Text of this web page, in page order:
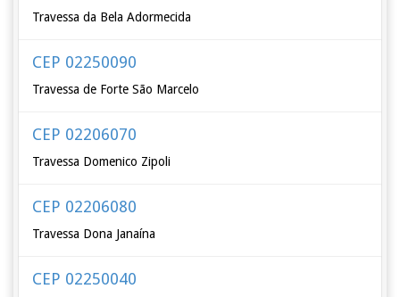
Travessa da Bela Adormecida
CEP 02250090
Travessa de Forte São Marcelo
CEP 02206070
Travessa Domenico Zipoli
CEP 02206080
Travessa Dona Janaína
CEP 02250040